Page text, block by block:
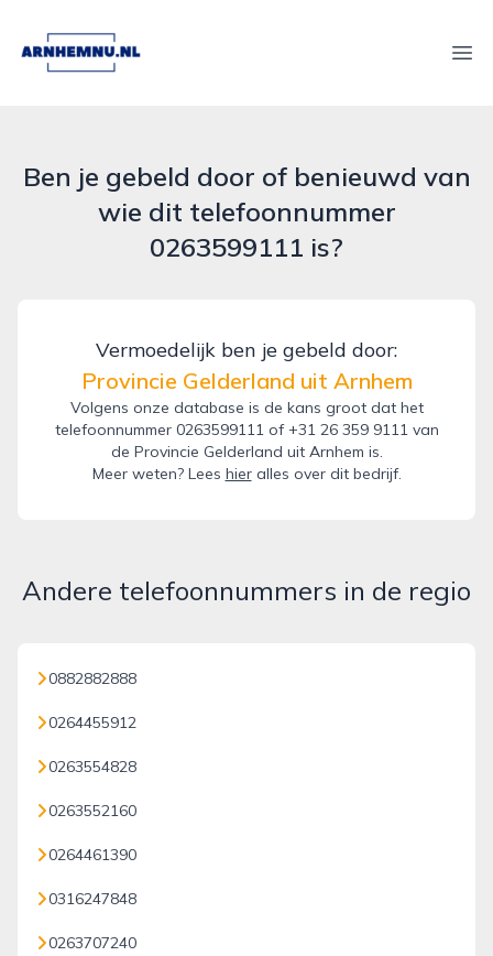
arnhemnu.nl
Ben je gebeld door of benieuwd van
wie dit telefoonnummer
0263599111 is?
Vermoedelijk ben je gebeld door:
Provincie Gelderland uit Arnhem
Volgens onze database is de kans groot dat het
telefoonnummer 0263599111 of +31 26 359 9111 van
de Provincie Gelderland uit Arnhem is.
Meer weten? Lees hieralles over dit bedrijf.
Andere telefoonnummers in de regio
0882882888
0264455912
0263554828
0263552160
0264461390
0316247848
0263707240